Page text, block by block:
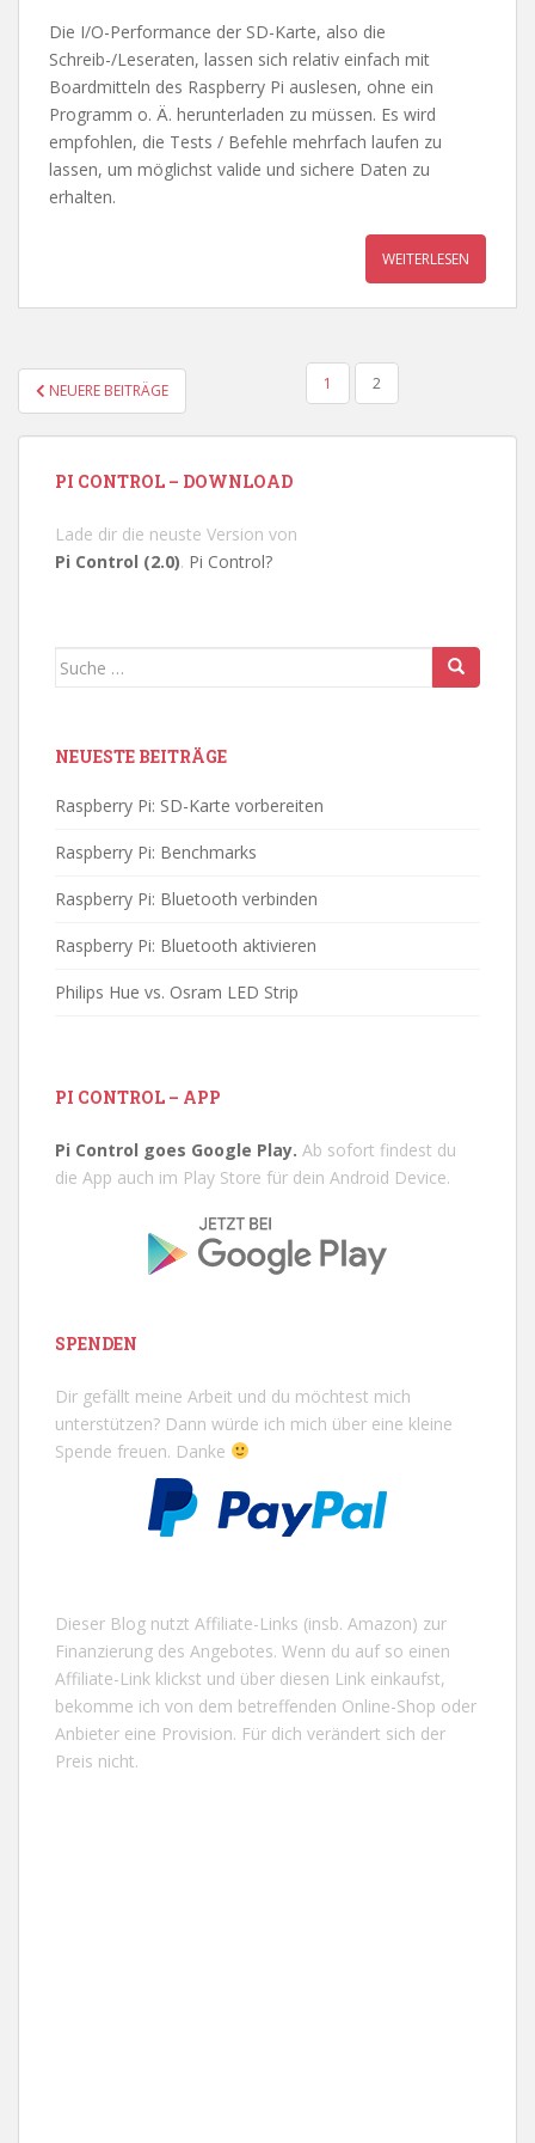
Die I/O-Performance der SD-Karte, also die
Schreib-/Leseraten, lassen sich relativ einfach mit
Boardmitteln des Raspberry Pi auslesen, ohne ein
Programm o. Ä. herunterladen zu müssen. Es wird
empfohlen, die Tests / Befehle mehrfach laufen zu
lassen, um möglichst valide und sichere Daten zu
erhalten.
WEITERLESEN
SEITENNUMMERIERUNG
DER
BEITRÄGE
NEUERE BEITRÄGE 1 2
PI CONTROL – DOWNLOAD
Lade dir die neuste Version von
Pi Control (2.0). Pi Control?
Suche
NEUESTE BEITRÄGE
Raspberry Pi: SD-Karte vorbereiten
Raspberry Pi: Benchmarks
Raspberry Pi: Bluetooth verbinden
Raspberry Pi: Bluetooth aktivieren
Philips Hue vs. Osram LED Strip
PI CONTROL – APP
Pi Control goes Google Play. Ab sofort findest du
die App auch im Play Store für dein Android Device.
SPENDEN
Dir gefällt meine Arbeit und du möchtest mich
unterstützen? Dann würde ich mich über eine kleine
Spende freuen. Danke
Dieser Blog nutzt Affiliate-Links (insb. Amazon) zur
Finanzierung des Angebotes. Wenn du auf so einen
Affiliate-Link klickst und über diesen Link einkaufst,
bekomme ich von dem betreffenden Online-Shop oder
Anbieter eine Provision. Für dich verändert sich der
Preis nicht.